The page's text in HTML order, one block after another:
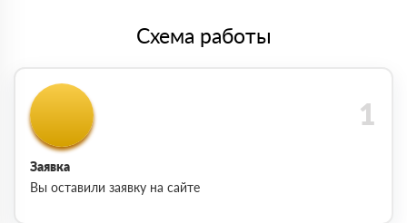
Схема работы
Заявка
Вы оставили заявку на сайте